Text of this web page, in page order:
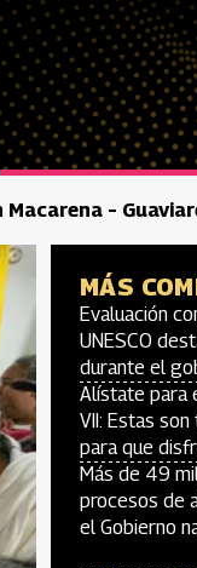
–
MÁS
Evaluación
UNESCO
durante el
Alístate para
VII: Estas
para que
Más de 49
procesos de
el Gobierno